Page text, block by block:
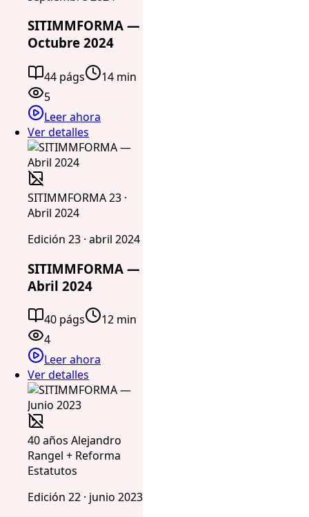
SITIMMFORMA —
Octubre 2024
44 págs
14 min
5
Leer ahora
Ver detalles
SITIMMFORMA 23 ·
Abril 2024
Edición 23 · abril 2024
SITIMMFORMA —
Abril 2024
40 págs
12 min
4
Leer ahora
Ver detalles
40 años Alejandro
Rangel + Reforma
Estatutos
Edición 22 · junio 2023